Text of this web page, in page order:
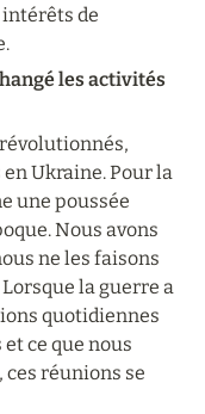
de
les activités
révolutionnés,
Ukraine. Pour la
une poussée
Nous avons
ne les faisons
la guerre a
quotidiennes
ce que nous
ces réunions se